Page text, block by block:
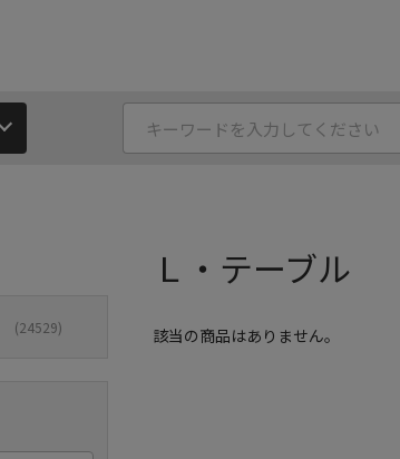
(24529)
Ｌ・テーブル
該当の商品はありません。